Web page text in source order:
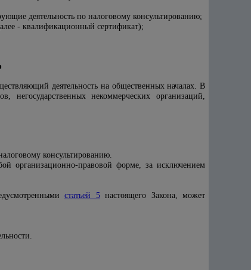
деятельность по налоговому консультированию;
- квалификационный сертификат);
деятельность на общественных началах. В
негосударственных некоммерческих организаций,
консультированию.
организационно-правовой форме, за исключением
статьей 5настоящего Закона, может